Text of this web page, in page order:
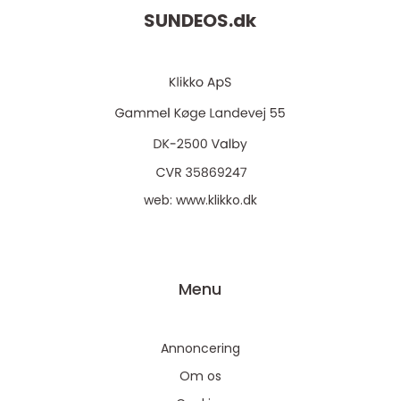
SUNDEOS.dk
web: www.klikko.dk
Menu
Annoncering
Om os